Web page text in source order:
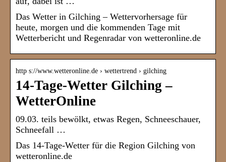
Das Wetter in Gilching – Wettervorhersage für
heute, morgen und die kommenden Tage mit
Wetterbericht und Regenradar von wetteronline.de
http s://www.wetteronline.de › wettertrend › gilching
14-Tage-Wetter Gilching –
WetterOnline
09.03. teils bewölkt, etwas Regen, Schneeschauer,
Schneefall …
Das 14-Tage-Wetter für die Region Gilching von
wetteronline.de